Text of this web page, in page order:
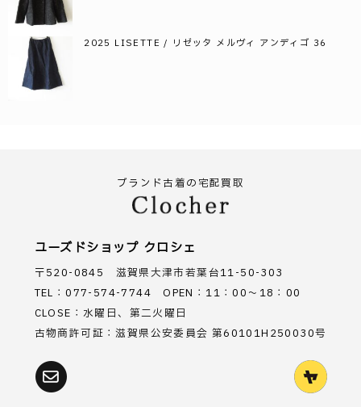
2025 LISETTE / リゼッタ メルヴィ アンディゴ 36
ブランド古着の宅配買取
ユーズドショップ クロシェ
〒520-0845 滋賀県大津市若葉台11-50-303
TEL：077-574-7744 OPEN：11：00～18：00
CLOSE：水曜日、第二火曜日
古物商許可証：滋賀県公安委員会 第60101H250030号